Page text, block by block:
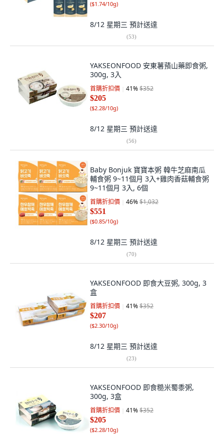
($1.74/10g)
8/12 星期三 預計送達
(53)
YAKSEONFOOD 安東薯蕷山藥即食粥,
300g, 3入
首購折扣價 41%$352
$205
($2.28/10g)
8/12 星期三 預計送達
(56)
Baby Bonjuk 寶寶本粥 韓牛芝麻南瓜
輔食粥 9~11個月 3入+雞肉香菇輔食粥
9~11個月 3入, 6個
首購折扣價 46%$1,032
$551
($0.85/10g)
8/12 星期三 預計送達
(70)
YAKSEONFOOD 即食大豆粥, 300g, 3
盒
首購折扣價 41%$352
$207
($2.30/10g)
8/12 星期三 預計送達
(23)
YAKSEONFOOD 即食糙米蜀黍粥,
300g, 3盒
首購折扣價 41%$352
$205
($2.28/10g)